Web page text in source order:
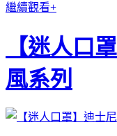
繼續觀看+
【迷人口
風系列